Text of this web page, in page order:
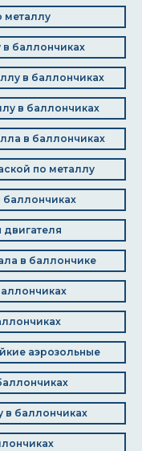
металлу
баллончиках
в баллончиках
в баллончиках
в баллончиках
по металлу
баллончиках
в баллончике
аэрозольные
в баллончиках